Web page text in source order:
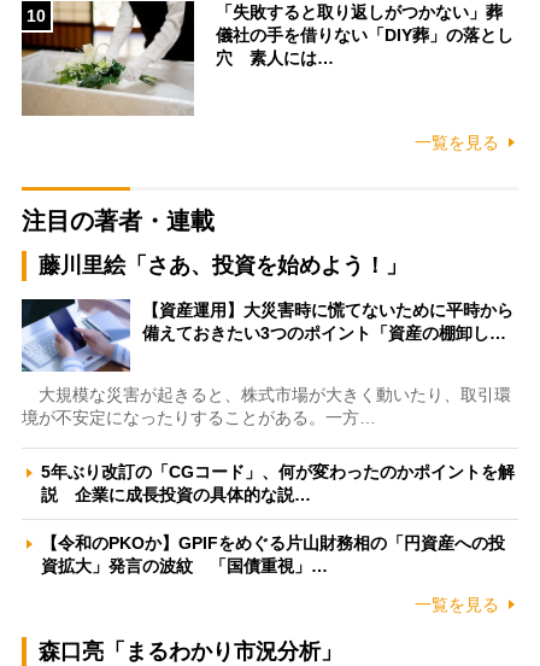
10
「失敗すると取り返しがつかない」葬
儀社の手を借りない「DIY葬」の落とし
穴 素人には…
一覧を見る
注目の著者・連載
藤川里絵「さあ、投資を始めよう！」
【資産運用】大災害時に慌てないために平時から
備えておきたい3つのポイント「資産の棚卸し…
大規模な災害が起きると、株式市場が大きく動いたり、取引環
境が不安定になったりすることがある。一方…
5年ぶり改訂の「CGコード」、何が変わったのかポイントを解
説 企業に成長投資の具体的な説…
【令和のPKOか】GPIFをめぐる片山財務相の「円資産への投
資拡大」発言の波紋 「国債重視」…
一覧を見る
森口亮「まるわかり市況分析」